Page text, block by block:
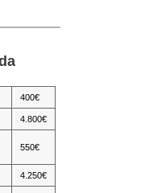
400€
4.800€
550€
4.250€